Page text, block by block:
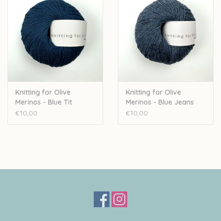
Knitting for Olive
Merinos - Blue Tit
€10,00
Knitting for Olive
Merinos - Blue Jeans
€10,00